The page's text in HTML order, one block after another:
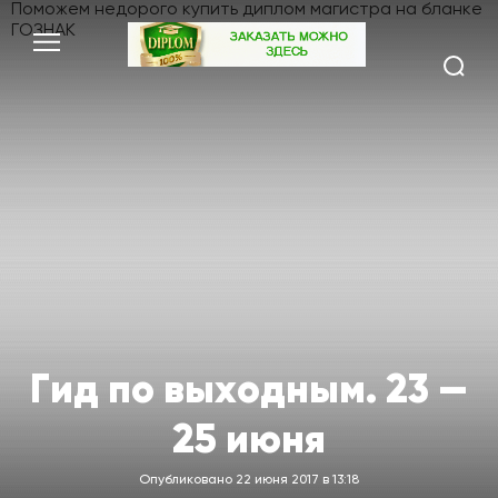
Поможем недорого купить диплом магистра на бланке
ГОЗНАК
Гид по выходным. 23 —
25 июня
Опубликовано 22 июня 2017 в 13:18